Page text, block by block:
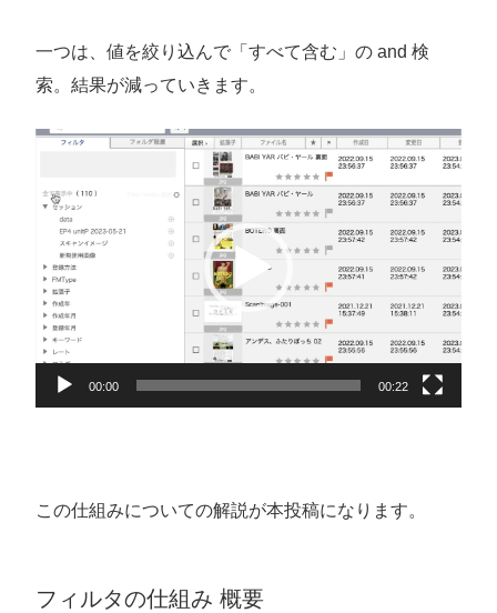
一つは、値を絞り込んで「すべて含む」の and 検
索。結果が減っていきます。
動
プ
ヤ
ー
00:00 00:22
この仕組みについての解説が本投稿になります。
フィルタの仕組み 概要